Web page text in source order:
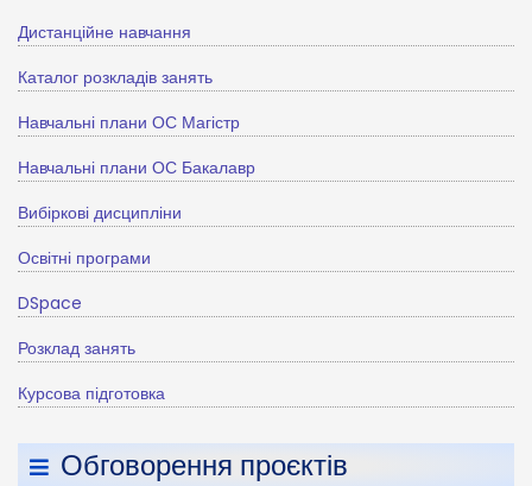
Дистанційне навчання
Каталог розкладів занять
Навчальні плани ОС Магістр
Навчальні плани ОС Бакалавр
Вибіркові дисципліни
Освітні програми
DSpace
Розклад занять
Курсова підготовка
Обговорення проєктів